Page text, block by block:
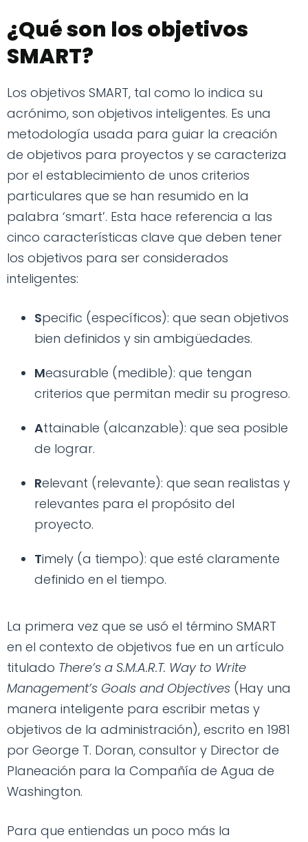
¿Qué son los objetivos
SMART?
Los objetivos SMART, tal como lo indica su
acrónimo, son objetivos inteligentes. Es una
metodología usada para guiar la creación
de objetivos para proyectos y se caracteriza
por el establecimiento de unos criterios
particulares que se han resumido en la
palabra ‘smart’. Esta hace referencia a las
cinco características clave que deben tener
los objetivos para ser considerados
inteligentes:
Specific (específicos): que sean objetivos
bien definidos y sin ambigüedades.
Measurable (medible): que tengan
criterios que permitan medir su progreso.
Attainable (alcanzable): que sea posible
de lograr.
Relevant (relevante): que sean realistas y
relevantes para el propósito del
proyecto.
Timely (a tiempo): que esté claramente
definido en el tiempo.
La primera vez que se usó el término SMART
en el contexto de objetivos fue en un artículo
titulado There’s a S.M.A.R.T. Way to Write
Management’s Goals and Objectives (Hay una
manera inteligente para escribir metas y
objetivos de la administración), escrito en 1981
por George T. Doran, consultor y Director de
Planeación para la Compañía de Agua de
Washington.
Para que entiendas un poco más la